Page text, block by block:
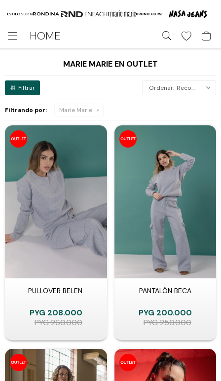
HOME

MARIE MARIE EN OUTLET
Recomendados
Filtrando por: Marie Marie
PULLOVER BELEN.
PYG 208.000
PYG260.000
PANTALÓN BECA
PYG 200.000
PYG250.000